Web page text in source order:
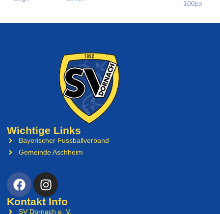
Wichtige Links
Bayerischer Fussballverband
Gemeinde Aschheim
Kontakt Info
SV Dornach e. V.